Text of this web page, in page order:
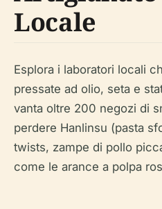
Locale
Esplora i laboratori locali
pressate ad olio, seta e
vanta oltre 200 negozi di
perdere Hanlinsu (pasta
twists, zampe di pollo
come le arance a polpa